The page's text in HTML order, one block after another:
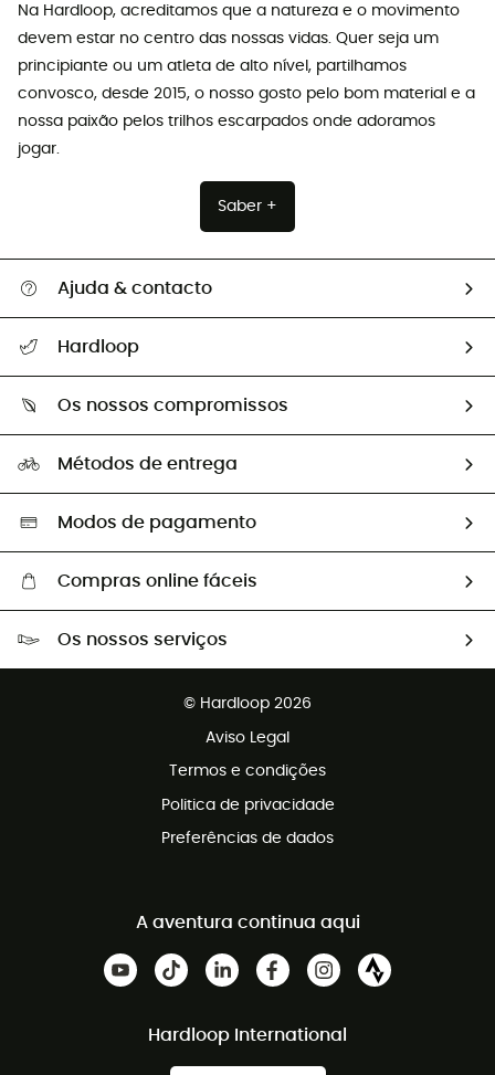
Na Hardloop, acreditamos que a natureza e o movimento
devem estar no centro das nossas vidas. Quer seja um
principiante ou um atleta de alto nível, partilhamos
convosco, desde 2015, o nosso gosto pelo bom material e a
nossa paixão pelos trilhos escarpados onde adoramos
jogar.
Saber +
Ajuda & contacto
Guia de tamanhos
Trocas & Devoluções
Hardloop
Os nossos embaixadores
Os nossos compromissos
Seleção eco-responsável
Métodos de entrega
Modos de pagamento
Compras online fáceis
Os nossos serviços
© Hardloop 2026
Aviso Legal
Termos e condições
Politica de privacidade
Preferências de dados
A aventura continua aqui
Hardloop International